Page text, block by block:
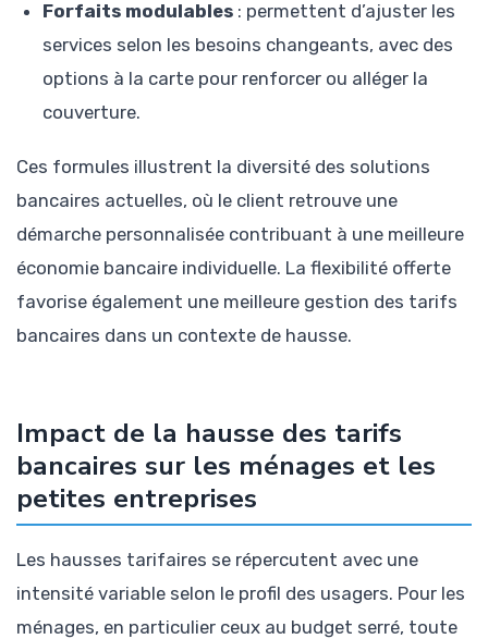
Forfaits modulables : permettent d’ajuster les
services selon les besoins changeants, avec des
options à la carte pour renforcer ou alléger la
couverture.
Ces formules illustrent la diversité des solutions
bancaires actuelles, où le client retrouve une
démarche personnalisée contribuant à une meilleure
économie bancaire individuelle. La flexibilité offerte
favorise également une meilleure gestion des tarifs
bancaires dans un contexte de hausse.
Impact de la hausse des tarifs
bancaires sur les ménages et les
petites entreprises
Les hausses tarifaires se répercutent avec une
intensité variable selon le profil des usagers. Pour les
ménages, en particulier ceux au budget serré, toute